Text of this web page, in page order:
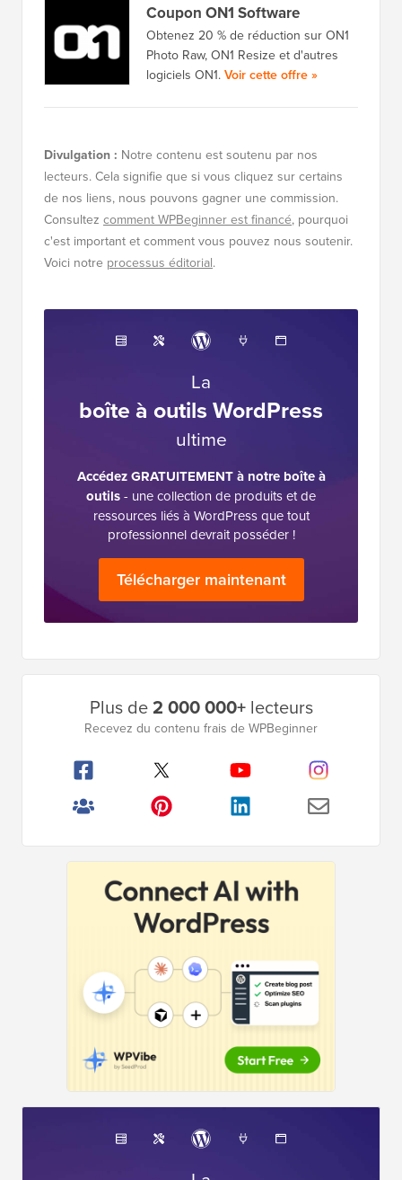
Coupon ON1 Software
Obtenez 20 % de réduction sur ON1
Photo Raw, ON1 Resize et d'autres
logiciels ON1. Voir cette offre »
Divulgation : Notre contenu est soutenu par nos
lecteurs. Cela signifie que si vous cliquez sur certains
de nos liens, nous pouvons gagner une commission.
Consultez comment WPBeginner est financé, pourquoi
c'est important et comment vous pouvez nous soutenir.
Voici notre processus éditorial.
La
boîte à outils WordPress
ultime
Accédez GRATUITEMENT à notre boîte à
outils- une collection de produits et de
ressources liés à WordPress que tout
professionnel devrait posséder !
Télécharger maintenant
Plus de2 000 000+lecteurs
Recevez du contenu frais de WPBeginner